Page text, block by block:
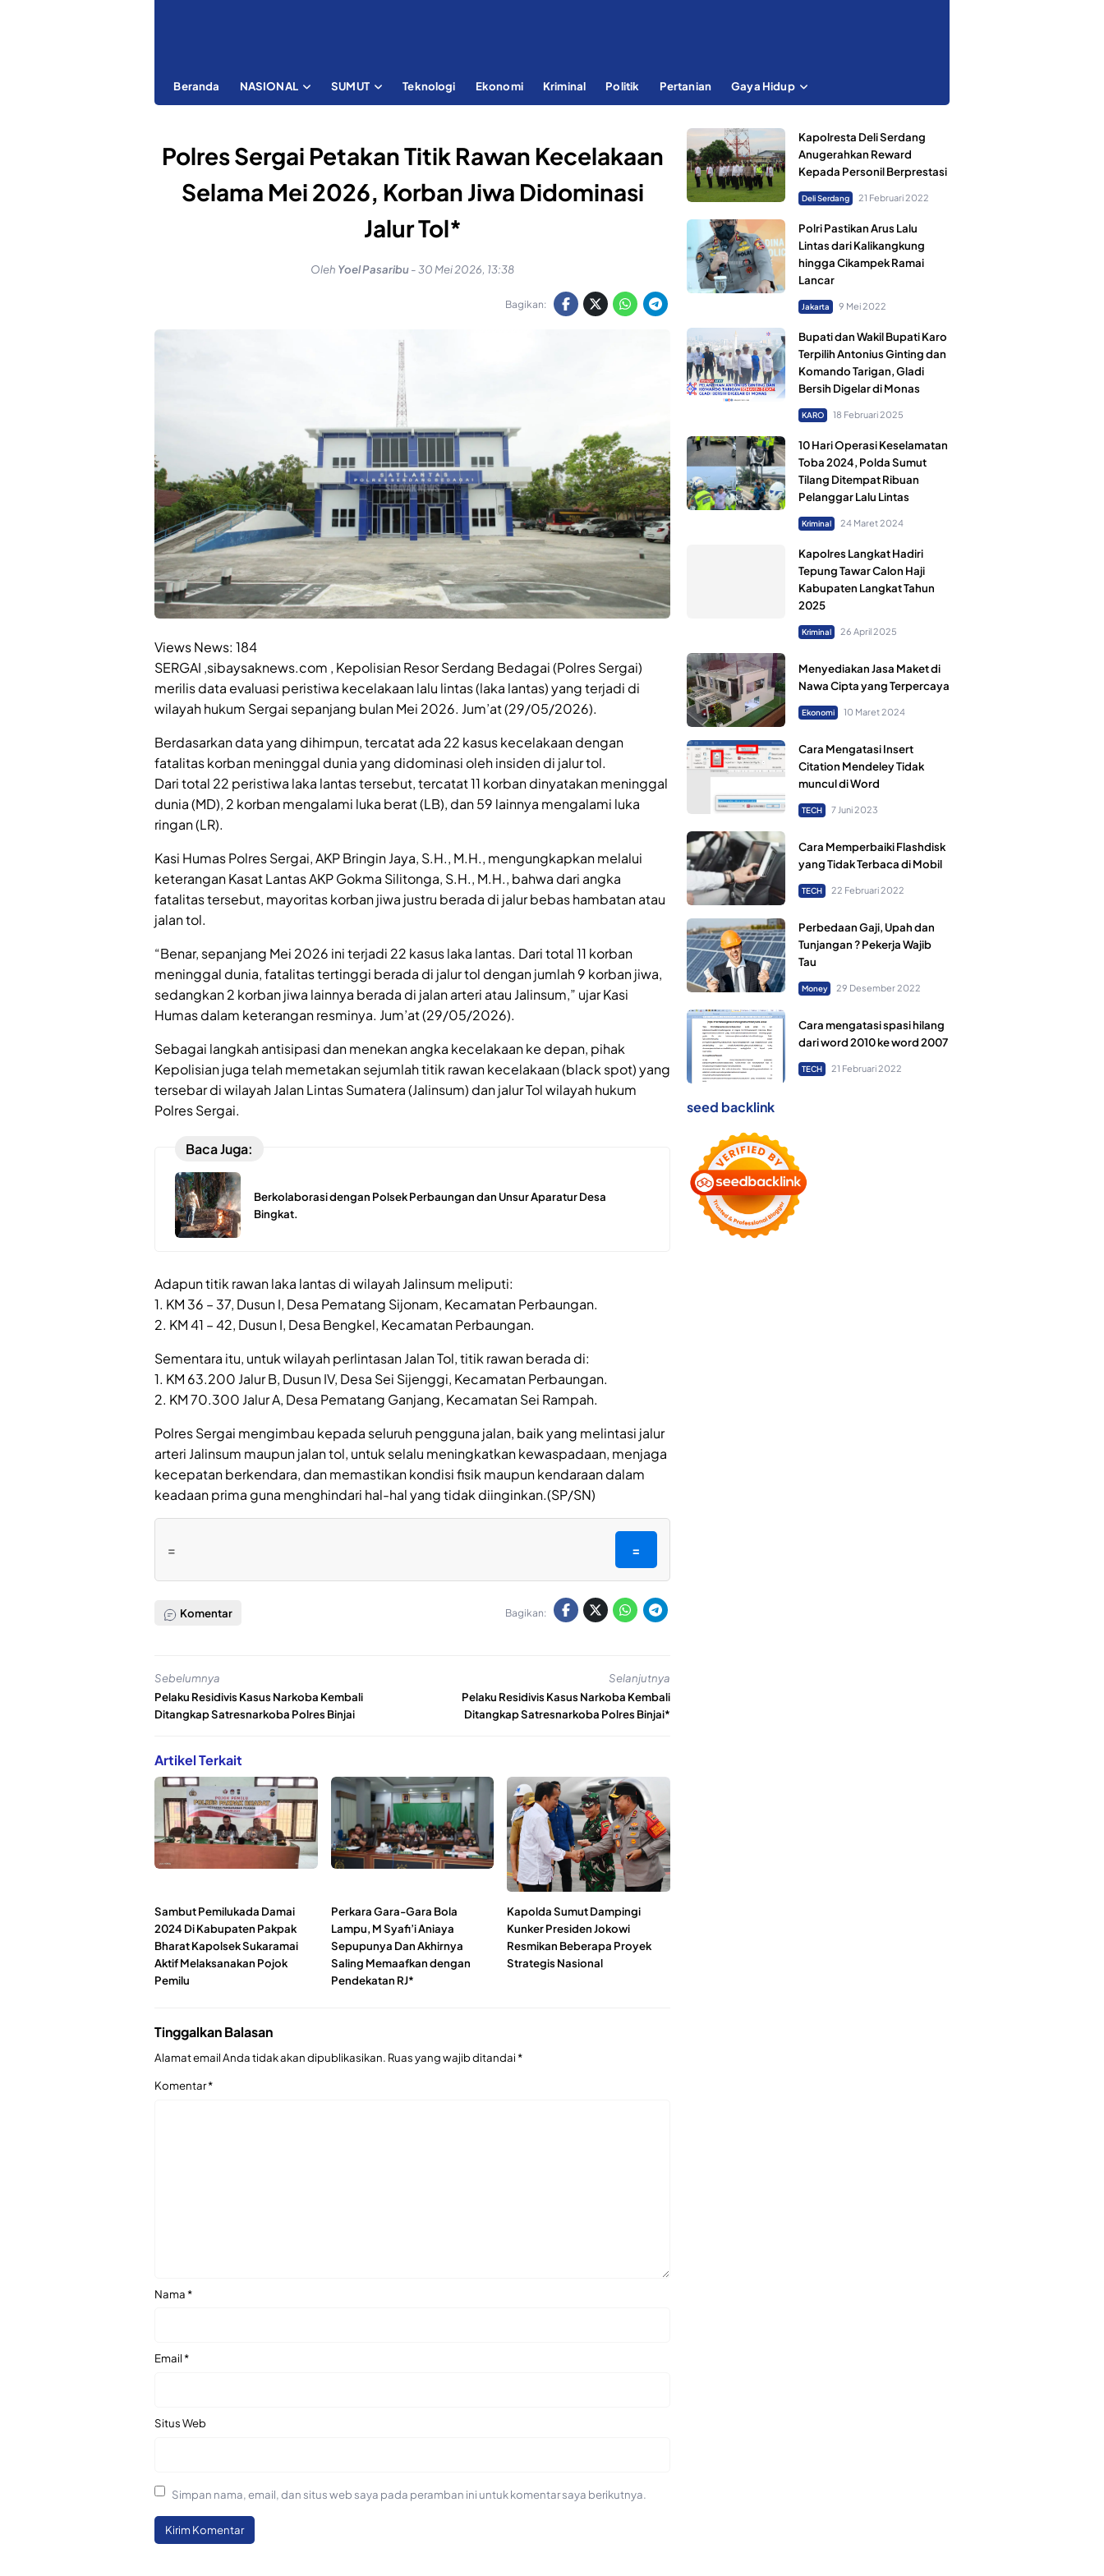
Beranda NASIONAL SUMUT Teknologi Ekonomi Kriminal Politik Pertanian Gaya Hidup
Polres Sergai Petakan Titik Rawan Kecelakaan
Selama Mei 2026, Korban Jiwa Didominasi
Jalur Tol*
Oleh Yoel Pasaribu-30 Mei 2026, 13:38
Bagikan:
Views News: 184
SERGAI ,sibaysaknews.com , Kepolisian Resor Serdang Bedagai (Polres Sergai)
merilis data evaluasi peristiwa kecelakaan lalu lintas (laka lantas) yang terjadi di
wilayah hukum Sergai sepanjang bulan Mei 2026. Jum’at (29/05/2026).
Berdasarkan data yang dihimpun, tercatat ada 22 kasus kecelakaan dengan
fatalitas korban meninggal dunia yang didominasi oleh insiden di jalur tol.
Dari total 22 peristiwa laka lantas tersebut, tercatat 11 korban dinyatakan meninggal
dunia (MD), 2 korban mengalami luka berat (LB), dan 59 lainnya mengalami luka
ringan (LR).
Kasi Humas Polres Sergai, AKP Bringin Jaya, S.H., M.H., mengungkapkan melalui
keterangan Kasat Lantas AKP Gokma Silitonga, S.H., M.H., bahwa dari angka
fatalitas tersebut, mayoritas korban jiwa justru berada di jalur bebas hambatan atau
jalan tol.
“Benar, sepanjang Mei 2026 ini terjadi 22 kasus laka lantas. Dari total 11 korban
meninggal dunia, fatalitas tertinggi berada di jalur tol dengan jumlah 9 korban jiwa,
sedangkan 2 korban jiwa lainnya berada di jalan arteri atau Jalinsum,” ujar Kasi
Humas dalam keterangan resminya. Jum’at (29/05/2026).
Sebagai langkah antisipasi dan menekan angka kecelakaan ke depan, pihak
Kepolisian juga telah memetakan sejumlah titik rawan kecelakaan (black spot) yang
tersebar di wilayah Jalan Lintas Sumatera (Jalinsum) dan jalur Tol wilayah hukum
Polres Sergai.
Baca Juga:
Berkolaborasi dengan Polsek Perbaungan dan Unsur Aparatur Desa
Bingkat.
Adapun titik rawan laka lantas di wilayah Jalinsum meliputi:
1. KM 36 – 37, Dusun I, Desa Pematang Sijonam, Kecamatan Perbaungan.
2. KM 41 – 42, Dusun I, Desa Bengkel, Kecamatan Perbaungan.
Sementara itu, untuk wilayah perlintasan Jalan Tol, titik rawan berada di:
1. KM 63.200 Jalur B, Dusun IV, Desa Sei Sijenggi, Kecamatan Perbaungan.
2. KM 70.300 Jalur A, Desa Pematang Ganjang, Kecamatan Sei Rampah.
Polres Sergai mengimbau kepada seluruh pengguna jalan, baik yang melintasi jalur
arteri Jalinsum maupun jalan tol, untuk selalu meningkatkan kewaspadaan, menjaga
kecepatan berkendara, dan memastikan kondisi fisik maupun kendaraan dalam
keadaan prima guna menghindari hal-hal yang tidak diinginkan.(SP/SN)
= =
Komentar Bagikan:
Sebelumnya
Pelaku Residivis Kasus Narkoba Kembali
Ditangkap Satresnarkoba Polres Binjai
Selanjutnya
Pelaku Residivis Kasus Narkoba Kembali
Ditangkap Satresnarkoba Polres Binjai*
Artikel Terkait
Sambut Pemilukada Damai
2024 Di Kabupaten Pakpak
Bharat Kapolsek Sukaramai
Aktif Melaksanakan Pojok
Pemilu
Perkara Gara-Gara Bola
Lampu, M Syafi’i Aniaya
Sepupunya Dan Akhirnya
Saling Memaafkan dengan
Pendekatan RJ*
Kapolda Sumut Dampingi
Kunker Presiden Jokowi
Resmikan Beberapa Proyek
Strategis Nasional
Tinggalkan Balasan
Alamat email Anda tidak akan dipublikasikan. Ruas yang wajib ditandai*
Komentar*
Nama*
Email*
Situs Web
Simpan nama, email, dan situs web saya pada peramban ini untuk komentar saya berikutnya.
Kapolresta Deli Serdang
Anugerahkan Reward
Kepada Personil Berprestasi
Deli Serdang 21 Februari 2022
Polri Pastikan Arus Lalu
Lintas dari Kalikangkung
hingga Cikampek Ramai
Lancar
Jakarta 9 Mei 2022
Bupati dan Wakil Bupati Karo
Terpilih Antonius Ginting dan
Komando Tarigan, Gladi
Bersih Digelar di Monas
KARO 18 Februari 2025
10 Hari Operasi Keselamatan
Toba 2024, Polda Sumut
Tilang Ditempat Ribuan
Pelanggar Lalu Lintas
Kriminal 24 Maret 2024
Kapolres Langkat Hadiri
Tepung Tawar Calon Haji
Kabupaten Langkat Tahun
2025
Kriminal 26 April 2025
Menyediakan Jasa Maket di
Nawa Cipta yang Terpercaya
Ekonomi 10 Maret 2024
Cara Mengatasi Insert
Citation Mendeley Tidak
muncul di Word
TECH 7 Juni 2023
Cara Memperbaiki Flashdisk
yang Tidak Terbaca di Mobil
TECH 22 Februari 2022
Perbedaan Gaji, Upah dan
Tunjangan ? Pekerja Wajib
Tau
Money 29 Desember 2022
Cara mengatasi spasi hilang
dari word 2010 ke word 2007
TECH 21 Februari 2022
seed backlink